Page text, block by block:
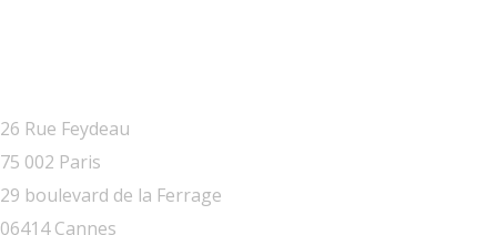
26 Rue Feydeau
75 002 Paris
29 boulevard de la Ferrage
06414 Cannes